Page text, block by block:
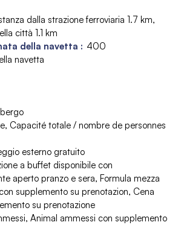
dalla strazione ferroviaria 1.7 km
città
1.1 km
della navetta : 400
navetta
Capacité totale / nombre de personnes
esterno gratuito
a buffet disponibile con
aperto pranzo e sera Formula mezza
supplemento su prenotazion Cena
su prenotazione
Animal ammessi con supplemento